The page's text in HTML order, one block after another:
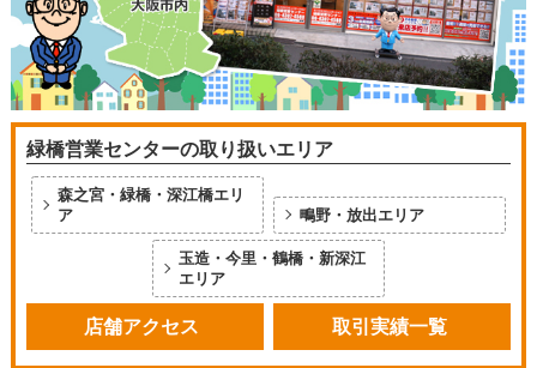
緑橋営業センターの取り扱いエリア
森之宮・緑橋・深江橋エリ
ア
鴫野・放出エリア
玉造・今里・鶴橋・新深江
エリア
店舗アクセス 取引実績一覧